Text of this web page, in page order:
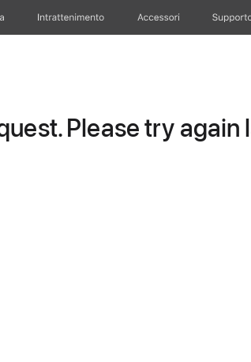
Intrattenimento Accessori
Please try again